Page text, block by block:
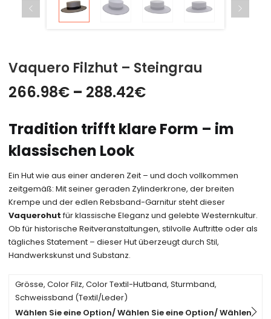
Vaquero Filzhut – Steingrau
266.98€ – 288.42€Preisspanne:
bis
Tradition trifft klare Form – im
klassischen Look
Ein Hut wie aus einer anderen Zeit – und doch vollkommen
zeitgemäß: Mit seiner geraden Zylinderkrone, der breiten
Krempe und der edlen Rebsband-Garnitur steht dieser
Vaquerohutfür klassische Eleganz und gelebte Westernkultur.
Ob für historische Reitveranstaltungen, stilvolle Auftritte oder als
tägliches Statement – dieser Hut überzeugt durch Stil,
Handwerkskunst und Substanz.
Grösse, Color Filz, Color Textil-Hutband, Sturmband,
Schweissband (Textil/Leder)
Wählen Sie eine Option/ Wählen Sie eine Option/ Wählen